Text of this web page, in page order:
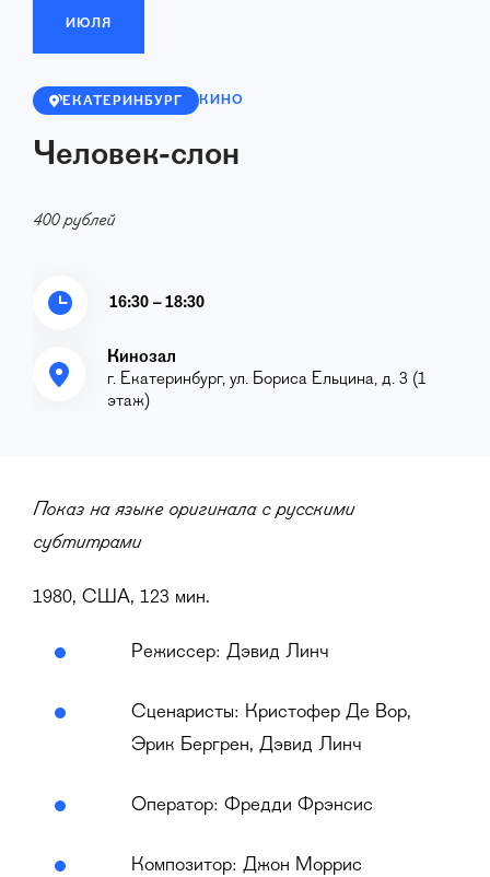
ИЮЛЯ
ЕКАТЕРИНБУРГ КИНО
Человек-слон
400 рублей
16:30 – 18:30
Кинозал
г. Екатеринбург, ул. Бориса Ельцина, д. 3 (1
этаж)
Показ на языке оригинала с русскими
субтитрами
1980, США, 123 мин.
Режиссер: Дэвид Линч
Сценаристы: Кристофер Де Вор,
Эрик Бергрен, Дэвид Линч
Оператор: Фредди Фрэнсис
Композитор: Джон Моррис